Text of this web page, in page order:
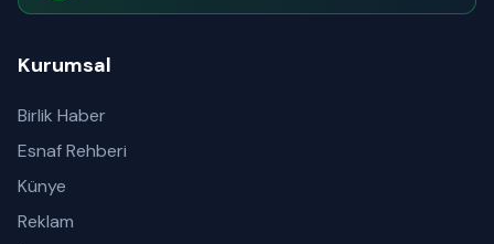
Kurumsal
Birlik Haber
Esnaf Rehberi
Künye
Reklam